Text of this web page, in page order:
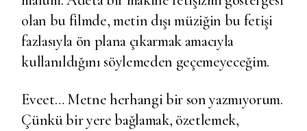
olan bu filmde, metin dışı müziğin bu fetişi
fazlasıyla ön plana çıkarmak amacıyla
kullanıldığını söylemeden geçemeyeceğim.
Eveet… Metne herhangi bir son yazmıyorum.
Çünkü bir yere bağlamak, özetlemek,